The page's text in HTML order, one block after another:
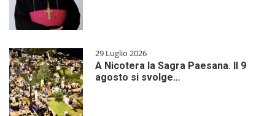
29 Luglio 2026
A Nicotera la Sagra Paesana. Il 9
agosto si svolge…